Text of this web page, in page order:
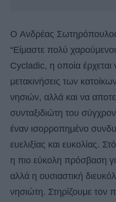
O Ανδρέας
“Είμαστε πολύ
Cycladic, η οποία έρχεται
μετακινήσεις των
νησιών, αλλά και να
συνταξιδιώτη του
έναν ισορροπημένο
ευελιξίας και ευκολίας.
η πιο εύκολη πρόσβαση
αλλά η ουσιαστική
νησιώτη. Στηρίζουμε τον